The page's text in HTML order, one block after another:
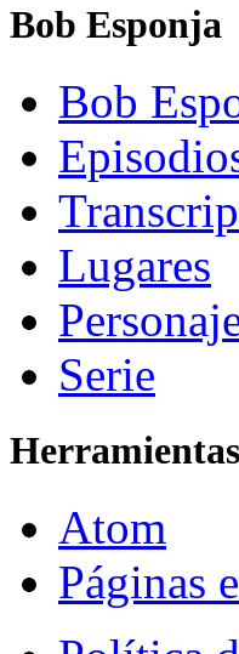
Bob Esponja
Bob
Lugares
Serie
Herramientas
Atom
Páginas